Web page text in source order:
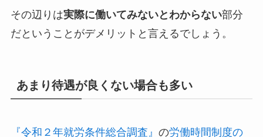
その辺りは実際に働いてみないとわからない部分
だということがデメリットと言えるでしょう。
あまり待遇が良くない場合も多い
『令和２年就労条件総合調査』 の労働時間制度の